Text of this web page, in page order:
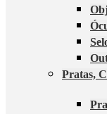
Pratas,